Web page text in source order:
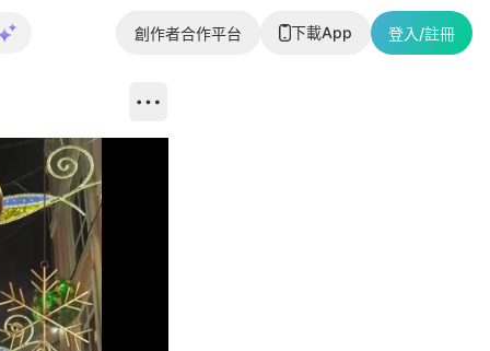
創作者合作平台 下載App 登入/註冊